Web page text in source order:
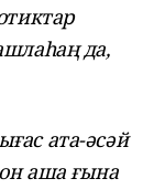
да,
ата-әсәй
аша ғына